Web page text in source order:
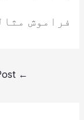
فراموش
←